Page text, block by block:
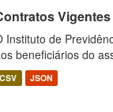
Vigentes
Instituto de
beneficiários do
CSV JSON